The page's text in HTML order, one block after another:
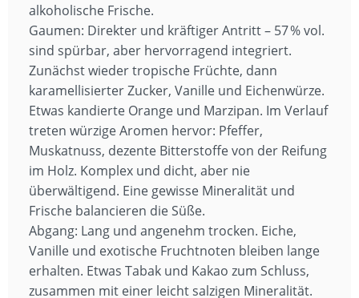
alkoholische Frische.
Gaumen: Direkter und kräftiger Antritt – 57 % vol.
sind spürbar, aber hervorragend integriert.
Zunächst wieder tropische Früchte, dann
karamellisierter Zucker, Vanille und Eichenwürze.
Etwas kandierte Orange und Marzipan. Im Verlauf
treten würzige Aromen hervor: Pfeffer,
Muskatnuss, dezente Bitterstoffe von der Reifung
im Holz. Komplex und dicht, aber nie
überwältigend. Eine gewisse Mineralität und
Frische balancieren die Süße.
Abgang: Lang und angenehm trocken. Eiche,
Vanille und exotische Fruchtnoten bleiben lange
erhalten. Etwas Tabak und Kakao zum Schluss,
zusammen mit einer leicht salzigen Mineralität.